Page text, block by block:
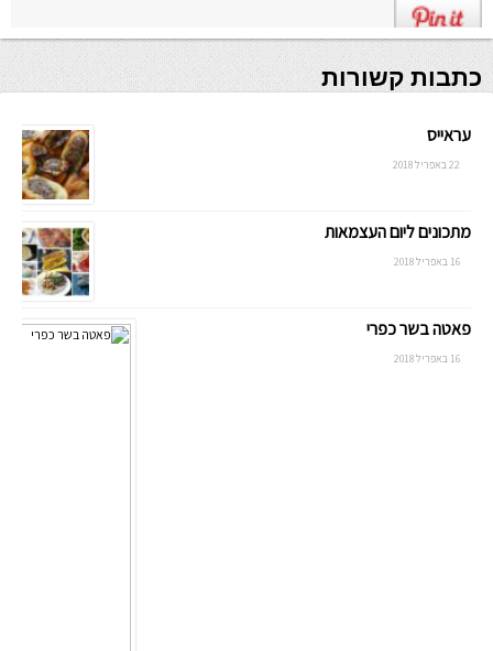
כתבות קשורות
עראייס
22 באפריל 2018
מתכונים ליום העצמאות
16 באפריל 2018
פאטה בשר כפרי
16 באפריל 2018